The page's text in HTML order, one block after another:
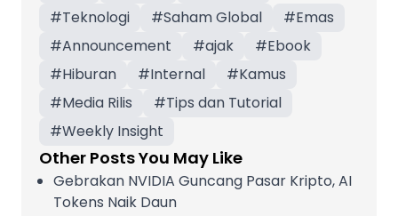
#Teknologi #Saham Global #Emas
#Announcement #ajak #Ebook
#Hiburan #Internal #Kamus
#Media Rilis #Tips dan Tutorial
#Weekly Insight
Other Posts You May Like
Gebrakan NVIDIA Guncang Pasar Kripto, AI
Tokens Naik Daun